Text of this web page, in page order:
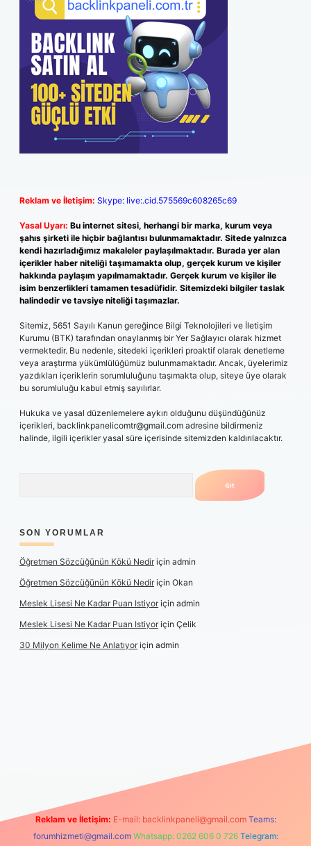
Reklam ve İletişim: Skype: live:.cid.575569c608265c69
Yasal Uyarı: Bu internet sitesi, herhangi bir marka, kurum veya
şahıs şirketi ile hiçbir bağlantısı bulunmamaktadır. Sitede yalnızca
kendi hazırladığımız makaleler paylaşılmaktadır. Burada yer alan
içerikler haber niteliği taşımamakta olup, gerçek kurum ve kişiler
hakkında paylaşım yapılmamaktadır. Gerçek kurum ve kişiler ile
isim benzerlikleri tamamen tesadüfidir. Sitemizdeki bilgiler taslak
halindedir ve tavsiye niteliği taşımazlar.
Sitemiz, 5651 Sayılı Kanun gereğince Bilgi Teknolojileri ve İletişim
Kurumu (BTK) tarafından onaylanmış bir Yer Sağlayıcı olarak hizmet
vermektedir. Bu nedenle, sitedeki içerikleri proaktif olarak denetleme
veya araştırma yükümlülüğümüz bulunmamaktadır. Ancak, üyelerimiz
yazdıkları içeriklerin sorumluluğunu taşımakta olup, siteye üye olarak
bu sorumluluğu kabul etmiş sayılırlar.
Hukuka ve yasal düzenlemelere aykırı olduğunu düşündüğünüz
içerikleri, backlinkpanelicomtr@gmail.com adresine bildirmeniz
halinde, ilgili içerikler yasal süre içerisinde sitemizden kaldırılacaktır.
SON YORUMLAR
Öğretmen Sözcüğünün Kökü Nediriçin admin
Öğretmen Sözcüğünün Kökü Nediriçin Okan
Meslek Lisesi Ne Kadar Puan Istiyoriçin admin
Meslek Lisesi Ne Kadar Puan Istiyoriçin Çelik
30 Milyon Kelime Ne Anlatıyoriçin admin
elexbetgiris.org
Reklam ve İletişim: E-mail: backlinkpaneli@gmail.com Teams:
forumhizmeti@gmail.com Whatsapp: 0262 606 0 726 Telegram: